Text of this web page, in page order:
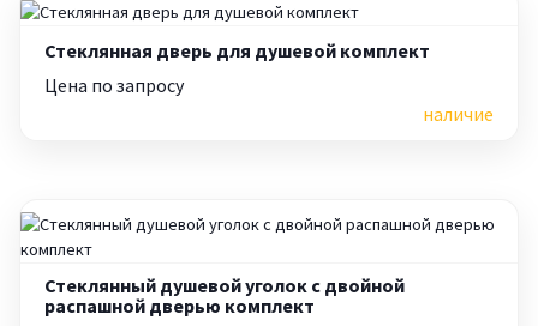
Стеклянная дверь для душевой комплект
Цена по запросу
наличие
Стеклянный душевой уголок с двойной
распашной дверью комплект